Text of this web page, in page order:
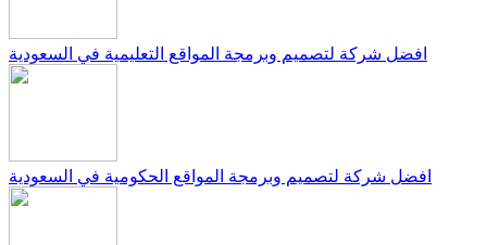
افضل شركة لتصميم وبرمجة المواقع التعليمية في السعودية
افضل شركة لتصميم وبرمجة المواقع الحكومية في السعودية